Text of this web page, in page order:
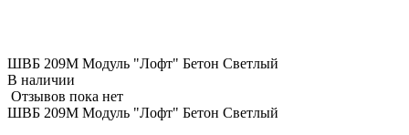
ШВБ 209М Модуль "Лофт" Бетон Светлый
В наличии
Отзывов пока нет
ШВБ 209М Модуль "Лофт" Бетон Светлый